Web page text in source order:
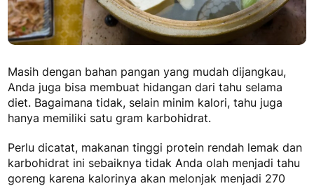
Masih dengan bahan pangan yang mudah dijangkau,
Anda juga bisa membuat hidangan dari tahu selama
diet. Bagaimana tidak, selain minim kalori, tahu juga
hanya memiliki satu gram karbohidrat.
Perlu dicatat, makanan tinggi protein rendah lemak dan
karbohidrat ini sebaiknya tidak Anda olah menjadi tahu
goreng karena kalorinya akan melonjak menjadi 270